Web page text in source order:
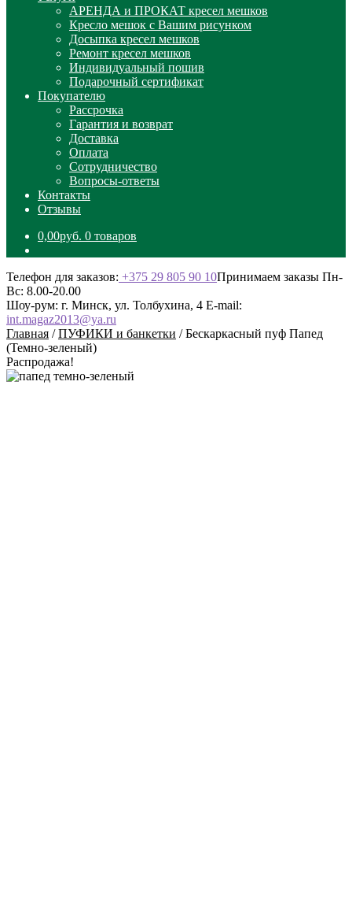
АРЕНДА и ПРОКАТ кресел мешков
Кресло мешок с Вашим рисунком
Досыпка кресел мешков
Ремонт кресел мешков
Индивидуальный пошив
Подарочный сертификат
Покупателю
Рассрочка
Гарантия и возврат
Доставка
Оплата
Сотрудничество
Вопросы-ответы
Контакты
Отзывы
0,00руб. 0 товаров
Телефон для заказов: +375 29 805 90 10Принимаем заказы Пн-
Вс: 8.00-20.00
Шоу-рум: г. Минск, ул. Толбухина, 4 E-mail:
int.magaz2013@ya.ru
Главная /ПУФИКИ и банкетки /Бескаркасный пуф Папед
(Темно-зеленый)
Распродажа!